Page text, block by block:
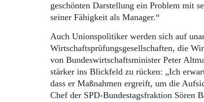
geschönten Darstellung ein Problem mit
seiner Fähigkeit als Manager.“
Auch Unionspolitiker werden sich auf
Wirtschaftsprüfungsgesellschaften, die
von Bundeswirtschaftsminister Peter
stärker ins Blickfeld zu rücken: „Ich
dass er Maßnahmen ergreift, um die
Chef der SPD-Bundestagsfraktion Sören